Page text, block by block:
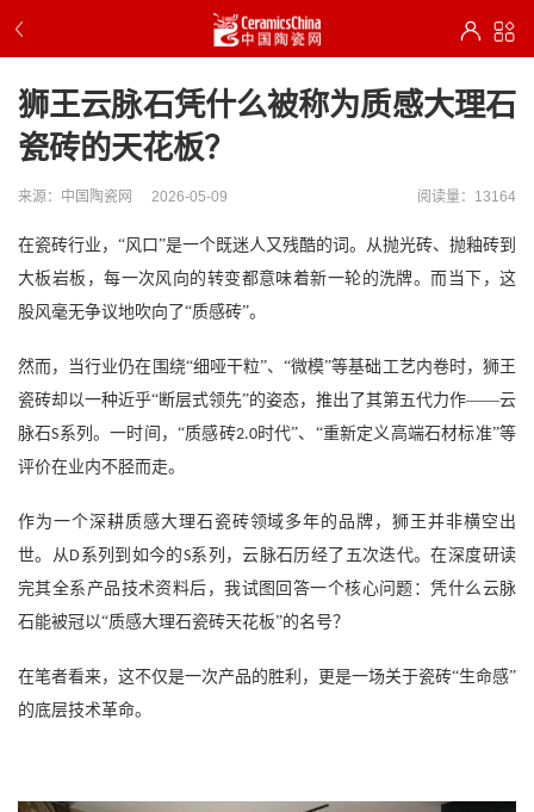
狮王云脉石凭什么被称为质感大理石
瓷砖的天花板？
来源：中国陶瓷网 2026-05-09 阅读量：13164
在瓷砖行业， “风口”是一个既迷人又残酷的词。从抛光砖、抛釉砖到
大板岩板，每一次风向的转变都意味着新一轮的洗牌。而当下，这
股风毫无争议地吹向了“质感砖”。
然而，当行业仍在围绕“细哑干粒”、“微模”等基础工艺内卷时，狮王
瓷砖却以一种近乎“断层式领先”的姿态，推出了其第五代力作——云
脉石S系列。一时间，“质感砖2.0时代”、“重新定义高端石材标准”等
评价在业内不胫而走。
作为一个深耕质感大理石瓷砖领域多年的品牌，狮王并非横空出
世。从D系列到如今的S系列，云脉石历经了五次迭代。在深度研读
完其全系产品技术资料后，我试图回答一个核心问题：凭什么云脉
石能被冠以“质感大理石瓷砖天花板”的名号？
在笔者看来，这不仅是一次产品的胜利，更是一场关于瓷砖“生命感”
的底层技术革命。